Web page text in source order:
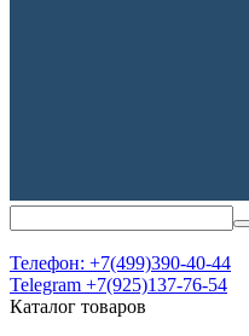
Телефон: +7(499)390-40-44
Telegram +7(925)137-76-54
Каталог товаров